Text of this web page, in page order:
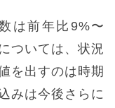
は前年比9%〜
ついては、状況
を出すのは時期
みは今後さらに